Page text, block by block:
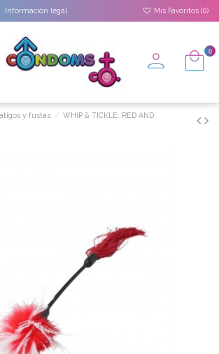
Información legal Mis Favoritos (0)
0
y fustas
WHIP & TICKLE: RED AND